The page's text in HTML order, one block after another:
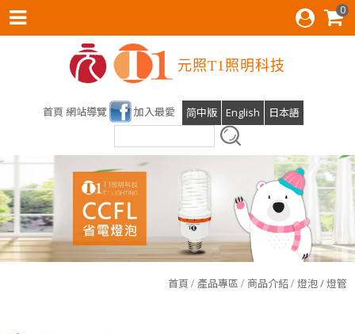
0
元照T1照明科技
首頁 網站導覽 加入最愛 简中版 English 日本語
首頁 產品專區 商品介紹 燈泡 / 燈管
雲林科技大學運動場及校區燈光設計，元照得標了！